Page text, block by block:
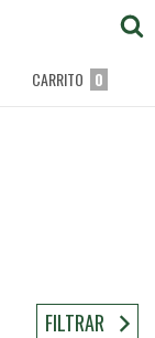
CARRITO 0
FILTRAR